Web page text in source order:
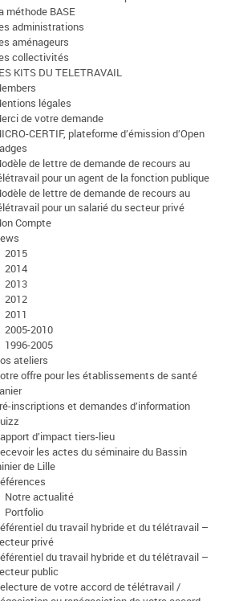
méthode BASE
administrations
aménageurs
collectivités
KITS DU TELETRAVAIL
légales
de votre demande
CERTIF, plateforme d’émission d’Open
de lettre de demande de recours au
pour un agent de la fonction publique
de lettre de demande de recours au
pour un salarié du secteur privé
Compte
2015
2014
2013
2012
2011
2005-2010
1996-2005
ateliers
offre pour les établissements de santé
inscriptions et demandes d’information
d’impact tiers-lieu
les actes du séminaire du Bassin
de Lille
Notre actualité
Portfolio
du travail hybride et du télétravail –
privé
du travail hybride et du télétravail –
public
de votre accord de télétravail /